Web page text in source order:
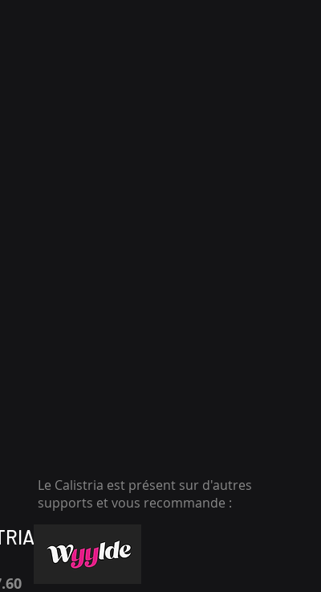
Le Calistria est présent sur d'autres
supports et vous recommande :